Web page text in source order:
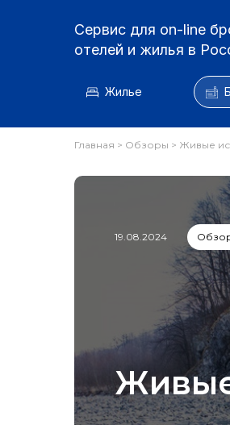
Сервис для on-line
отелей и жилья в
Жилье
Главная > Обзоры > Живые
19.08.2024